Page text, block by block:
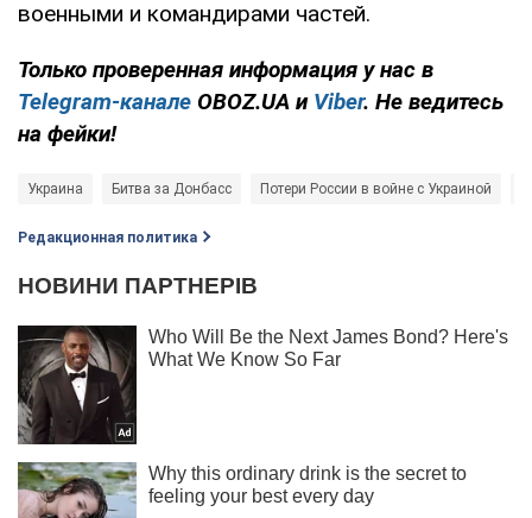
военными и командирами частей.
Только проверенная информация у нас в
Telegram-канале OBOZ.UA и Viber. Не ведитесь
на фейки!
Украина Битва за Донбасс Потери России в войне с Украиной
Редакционная политика